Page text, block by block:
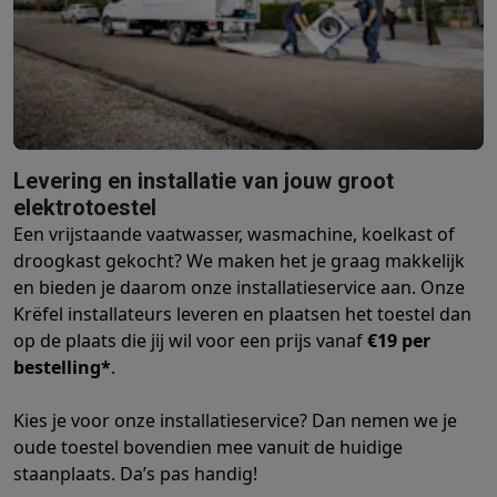
BarbecuesElektrische barbecues Houtskoolbarbecues
Koude dranken
JuicersBruiswatermachinesWaterfilterkannen
KookgereiPannen
Desserts WafelijzersIjsmachines
Smart garden Binnentuin KruidenCompost machines
StofzuigenStofzuigersRobotstofzuigersSteelstofzuigers
Robots Robotstofzuigers
SchoonmakenVloerreinigersStoomreinigersTapijtreinigers
StrijkenStoomgeneratorsStrijkijzers KledingstomersActieve
NaaienNaaimachinesAccessoires
Aircoolers
Luchtbehandeling Luchtreinigers Luchtbevochtigers
Verwarmen
Wassen & drogen
Wasmachines Droogkasten
Wasmachine en
HuisdierenAutomatische voerbakAutomatische kattenbak
Beauty & gezondheid
Levering en installatie van jouw groot
elektrotoestel
Een vrijstaande vaatwasser, wasmachine, koelkast of
droogkast gekocht? We maken het je graag makkelijk
en bieden je daarom onze installatieservice aan. Onze
Krëfel installateurs leveren en plaatsen het toestel dan
op de plaats die jij wil voor een prijs vanaf€19 per
bestelling*.
Kies je voor onze installatieservice? Dan nemen we je
oude toestel bovendien mee vanuit de huidige
staanplaats. Da’s pas handig!